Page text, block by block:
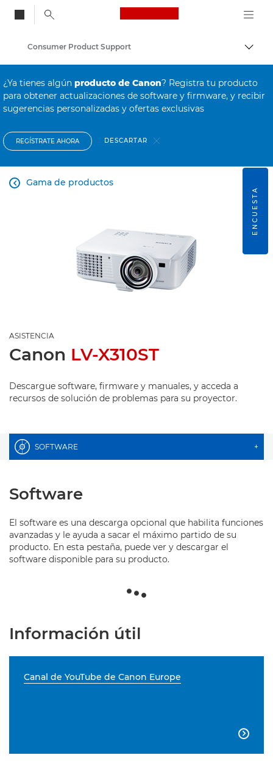
Canon Logo, back
Consumer Product Support
¿Ya tienes algún producto de Canon? Registra tu producto
para obtener actualizaciones de software y firmware, y recibir
sugerencias personalizadas y ofertas exclusivas
REGÍSTRATE AHORA DESCARTAR
Gama de productos

ASISTENCIA
Canon LV-X310ST
Descargue software, firmware y manuales, y acceda a
recursos de solución de problemas para su proyector.
SOFTWARE +
Software
El software es una descarga opcional que habilita funciones
avanzadas y le ayuda a sacar el máximo partido de su
producto. En esta pestaña, puede ver y descargar el
software disponible para su producto.
Información útil
Canal de YouTube de Canon Europe

ENCUESTA